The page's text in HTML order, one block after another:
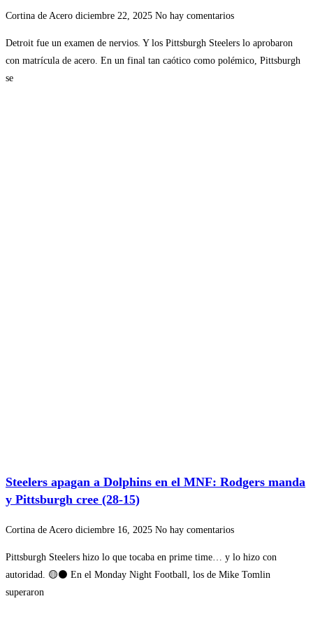
Cortina de Acero diciembre 22, 2025 No hay comentarios
Detroit fue un examen de nervios. Y los Pittsburgh Steelers lo aprobaron
con matrícula de acero. En un final tan caótico como polémico, Pittsburgh
se
Steelers apagan a Dolphins en el MNF: Rodgers manda
y Pittsburgh cree (28-15)
Cortina de Acero diciembre 16, 2025 No hay comentarios
Pittsburgh Steelers hizo lo que tocaba en prime time… y lo hizo con
autoridad. 🟡⚫ En el Monday Night Football, los de Mike Tomlin
superaron